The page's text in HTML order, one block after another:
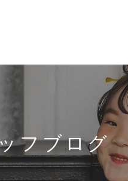
フブログ